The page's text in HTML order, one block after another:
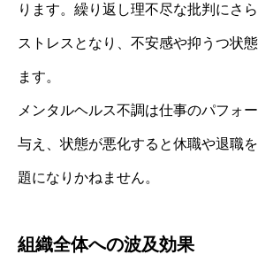
ります。繰り返し理不尽な批判にさ
ストレスとなり、不安感や抑うつ状
ます。
メンタルヘルス不調は仕事のパフォ
与え、状態が悪化すると休職や退職
題になりかねません。
組織全体への波及効果